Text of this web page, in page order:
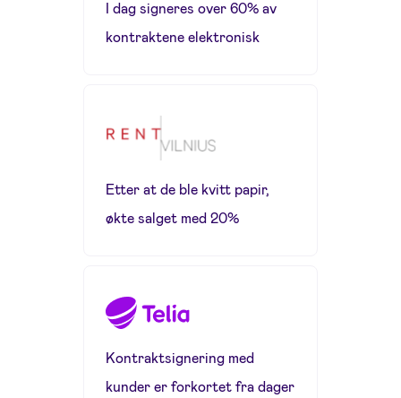
I dag signeres over 60% av
kontraktene elektronisk
Etter at de ble kvitt papir,
økte salget med 20%
Kontraktsignering med
kunder er forkortet fra dager